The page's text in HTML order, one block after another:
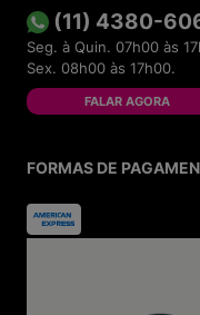
(11) 4380-
Seg. à Quin. 07h00 às
Sex. 08h00 às 17h00.
FALAR AGORA
FORMAS DE